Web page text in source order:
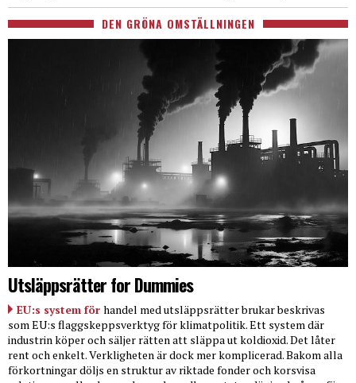
DEN GRÖNA OMSTÄLLNINGEN
Utsläppsrätter for Dummies
EU:s system för handel med utsläppsrätter brukar beskrivas
som EU:s flaggskeppsverktyg för klimatpolitik. Ett system där
industrin köper och säljer rätten att släppa ut koldioxid. Det låter
rent och enkelt. Verkligheten är dock mer komplicerad. Bakom alla
förkortningar döljs en struktur av riktade fonder och korsvisa